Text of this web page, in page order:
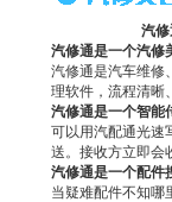
汽
汽修通是一个汽修
汽修通是汽车维修
理软件，流程清晰
汽修通是一个智能
可以用汽配通光速
送。接收方立即会
汽修通是一个配件
当疑难配件不知哪